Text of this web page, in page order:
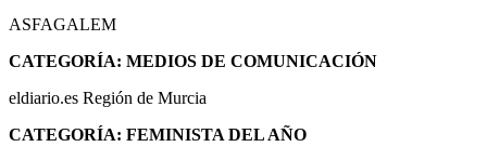
ASFAGALEM
CATEGORÍA: MEDIOS DE COMUNICACIÓN
eldiario.es Región de Murcia
CATEGORÍA: FEMINISTA DEL AÑO